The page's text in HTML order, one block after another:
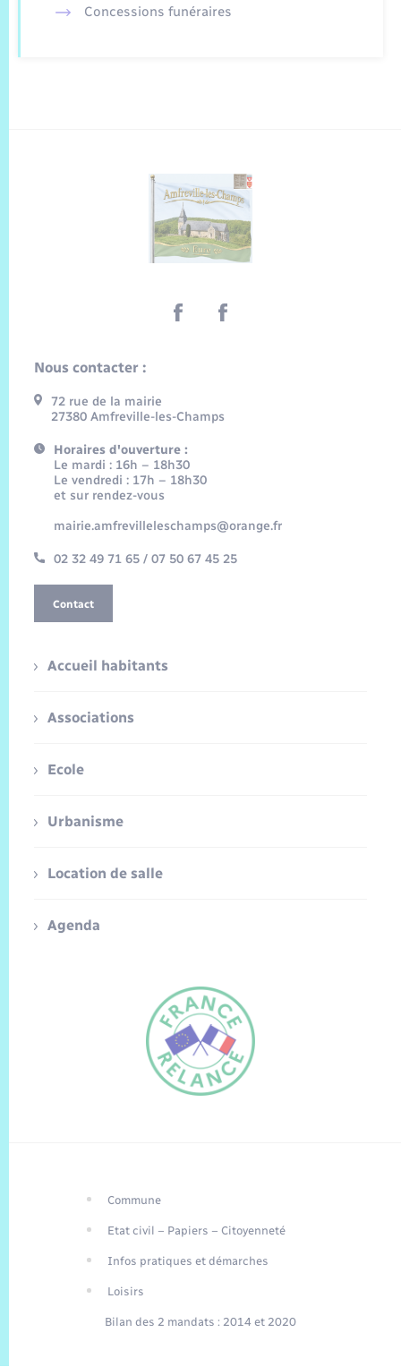
Traduction du
EN
Concessions funéraires
Nous contacter :
72 rue de la mairie
27380 Amfreville-les-Champs
Horaires d'ouverture :
Le mardi : 16h – 18h30
Le vendredi : 17h – 18h30
et sur rendez-vous
mairie.amfrevilleleschamps@orange.fr
02 32 49 71 65 / 07 50 67 45 25
Contact
Accueil habitants
Associations
Ecole
Urbanisme
Location de salle
Agenda
Commune
Etat civil – Papiers – Citoyenneté
Infos pratiques et démarches
Loisirs
Bilan des 2 mandats : 2014 et 2020